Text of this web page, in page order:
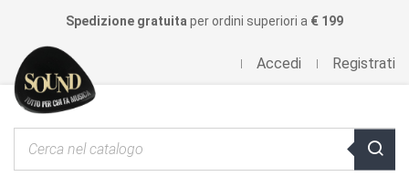
Spedizione gratuita per ordini superiori a € 199
Accedi Registrati